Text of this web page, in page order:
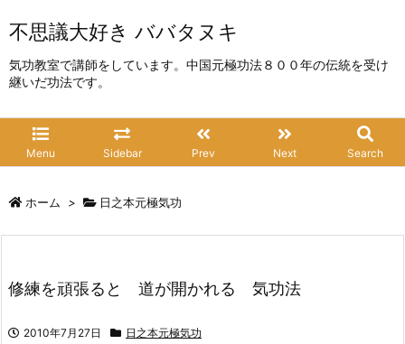
不思議大好き ババタヌキ
気功教室で講師をしています。中国元極功法８００年の伝統を受け
継いだ功法です。
Menu Sidebar Prev Next Search
ホーム > 日之本元極気功
修練を頑張ると 道が開かれる 気功法
2010年7月27日 日之本元極気功